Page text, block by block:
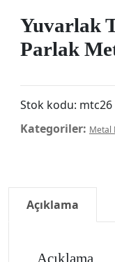
Yuvarlak
Parlak
Stok kodu: mtc26
Kategoriler: Metal
Açıklama